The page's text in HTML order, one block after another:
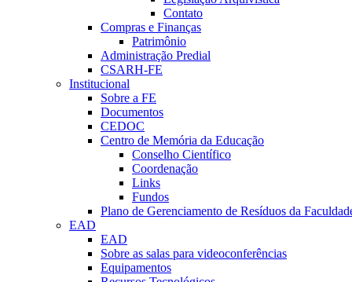
Contato
Compras e Finanças
Patrimônio
Administração Predial
CSARH-FE
Institucional
Sobre a FE
Documentos
CEDOC
Centro de Memória da Educação
Conselho Científico
Coordenação
Links
Fundos
Plano de Gerenciamento de Resíduos da
EAD
EAD
Sobre as salas para videoconferências
Equipamentos